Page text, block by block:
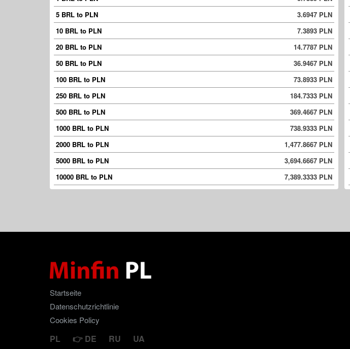
5 BRL to PLN
3.6947 PLN
10 BRL to PLN
7.3893 PLN
20 BRL to PLN
14.7787 PLN
50 BRL to PLN
36.9467 PLN
100 BRL to PLN
73.8933 PLN
250 BRL to PLN
184.7333 PLN
500 BRL to PLN
369.4667 PLN
1000 BRL to PLN
738.9333 PLN
2000 BRL to PLN
1,477.8667 PLN
5000 BRL to PLN
3,694.6667 PLN
10000 BRL to PLN
7,389.3333 PLN
Startseite
Datenschutzrichtlinie
Cookies Policy
PL DE RU UA